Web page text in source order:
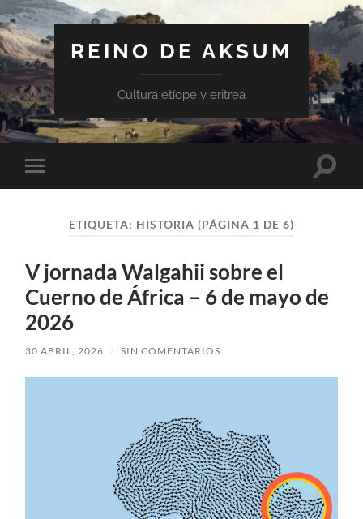
REINO DE AKSUM
Cultura etíope y eritrea
Alternar
el
ETIQUETA: HISTORIA (PÁGINA 1 DE 6)
V jornada Walgahii sobre el
Cuerno de África – 6 de mayo de
2026
30 ABRIL, 2026 / SIN COMENTARIOS